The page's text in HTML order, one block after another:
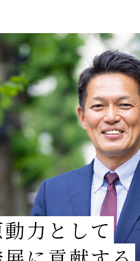
力として